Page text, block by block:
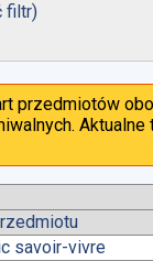
filtr)
przedmiotów
savoir-vivre